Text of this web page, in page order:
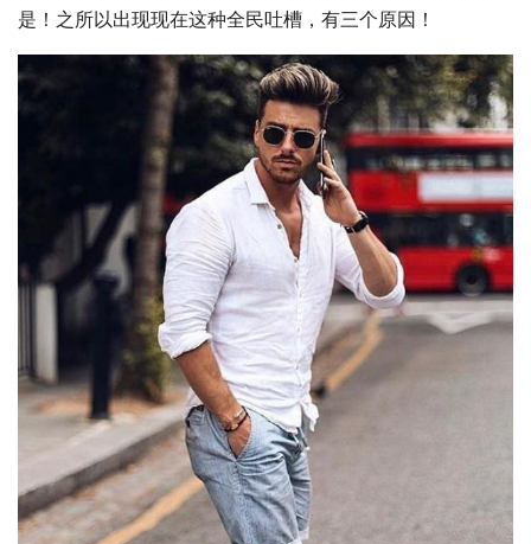
是！之所以出现现在这种全民吐槽，有三个原因！